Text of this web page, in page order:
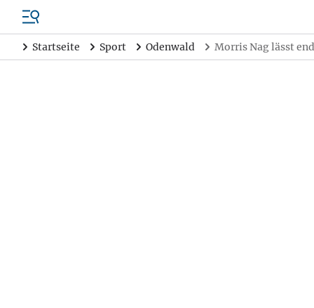
Startseite Sport Odenwald Morris Nag lässt